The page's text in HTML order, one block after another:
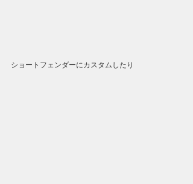
ショートフェンダーにカスタムしたり